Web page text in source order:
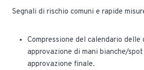
Segnali di rischio comuni e rapide
Compressione del calendario
approvazione di mani bianche/
approvazione finale.